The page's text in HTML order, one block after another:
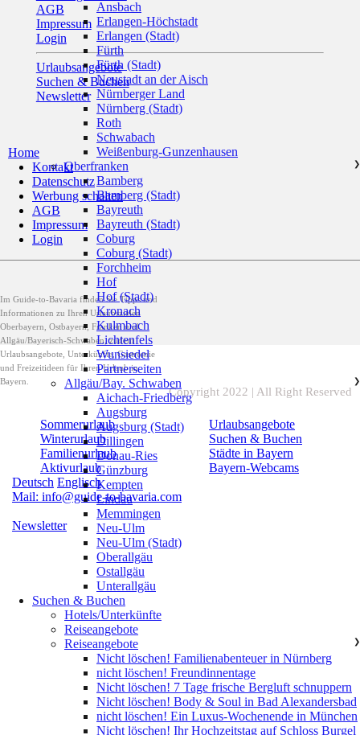
AGB
Impressum
Login
Urlaubsangebote
Suchen & Buchen
Newsletter
Home
Kontakt
Datenschutz
Werbung schalten
AGB
Impressum
Login
Im Guide-to-Bavaria finden Sie Tipps und
Informationen zu Ihren Urlaubszielen
Oberbayern, Ostbayern, Franken und
Allgäu/Bayerisch-Schwaben, zudem
Urlaubsangebote, Unterkünfte, Gastromie
und Freizeitideen für Ihren Urlaub in
Bayern.
Sommerurlaub
Winterurlaub
Familienurlaub
Aktivurlaub
Urlaubsangebote
Suchen & Buchen
Städte in Bayern
Bayern-Webcams
Deutsch Englisch
Mail: info@guide-to-bavaria.com
Newsletter
Copyright 2022 | All Right Reserved
Ansbach
Erlangen-Höchstadt
Erlangen (Stadt)
Fürth
Fürth (Stadt)
Neustadt an der Aisch
Nürnberger Land
Nürnberg (Stadt)
Roth
Schwabach
Weißenburg-Gunzenhausen
Oberfranken
❯
Bamberg
Bamberg (Stadt)
Bayreuth
Bayreuth (Stadt)
Coburg
Coburg (Stadt)
Forchheim
Hof
Hof (Stadt)
Kronach
Kulmbach
Lichtenfels
Wunsiedel
Partnerseiten
Allgäu/Bay. Schwaben
❯
Aichach-Friedberg
Augsburg
Augsburg (Stadt)
Dillingen
Donau-Ries
Günzburg
Kempten
Lindau
Memmingen
Neu-Ulm
Neu-Ulm (Stadt)
Oberallgäu
Ostallgäu
Unterallgäu
Suchen & Buchen
Hotels/Unterkünfte
Reiseangebote
Reiseangebote
❯
Nicht löschen! Familienabenteuer in Nürnberg
nicht löschen! Freundinnentage
Nicht löschen! 7 Tage frische Bergluft schnuppern
Nicht löschen! Body & Soul in Bad Alexandersbad
nicht löschen! Ein Luxus-Wochenende in München
Nicht löschen! Ihr Hochzeitstag auf Schloss Burgel